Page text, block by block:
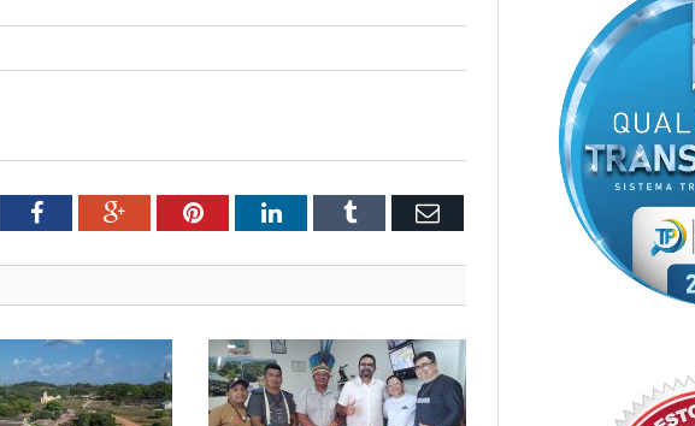
FacebookGoogle+PinterestLinkedInTumblr Email